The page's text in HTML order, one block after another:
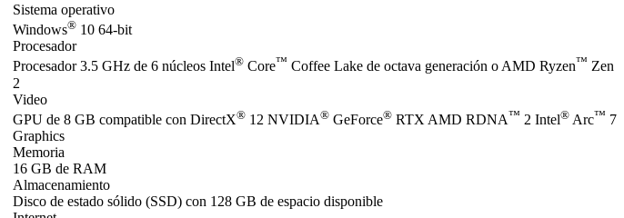
Sistema operativo
Windows® 10 64-bit
Procesador
Procesador 3.5 GHz de 6 núcleos Intel® Core™ Coffee Lake de octava generación o AMD Ryzen™ Zen
2
Video
GPU de 8 GB compatible con DirectX® 12 NVIDIA® GeForce® RTX AMD RDNA™ 2 Intel® Arc™ 7
Graphics
Memoria
16 GB de RAM
Almacenamiento
Disco de estado sólido (SSD) con 128 GB de espacio disponible